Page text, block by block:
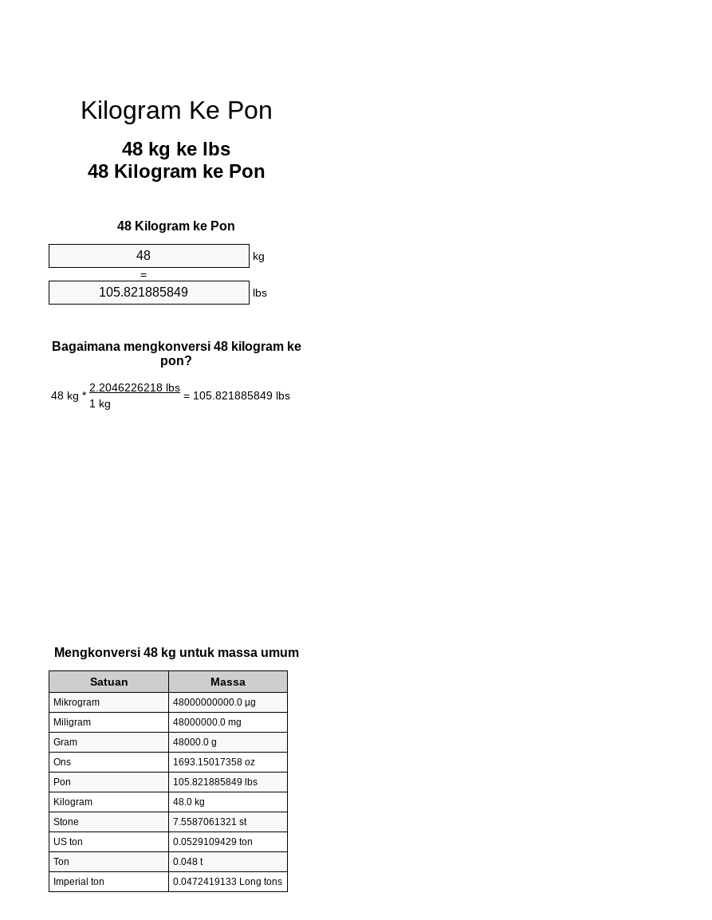
Kilogram Ke Pon
48 kg ke lbs
48 Kilogram ke Pon
48 Kilogram ke Pon
kg
=
lbs
Bagaimana mengkonversi 48 kilogram ke
pon?
48 kg *
2.2046226218 lbs
= 105.821885849 lbs
1 kg
Mengkonversi 48 kg untuk massa umum
Satuan Massa
Mikrogram
48000000000.0 µg
Miligram
48000000.0 mg
Gram
48000.0 g
Ons
1693.15017358 oz
Pon
105.821885849 lbs
Kilogram
48.0 kg
Stone
7.5587061321 st
US ton
0.0529109429 ton
Ton
0.048 t
Imperial ton
0.0472419133 Long tons